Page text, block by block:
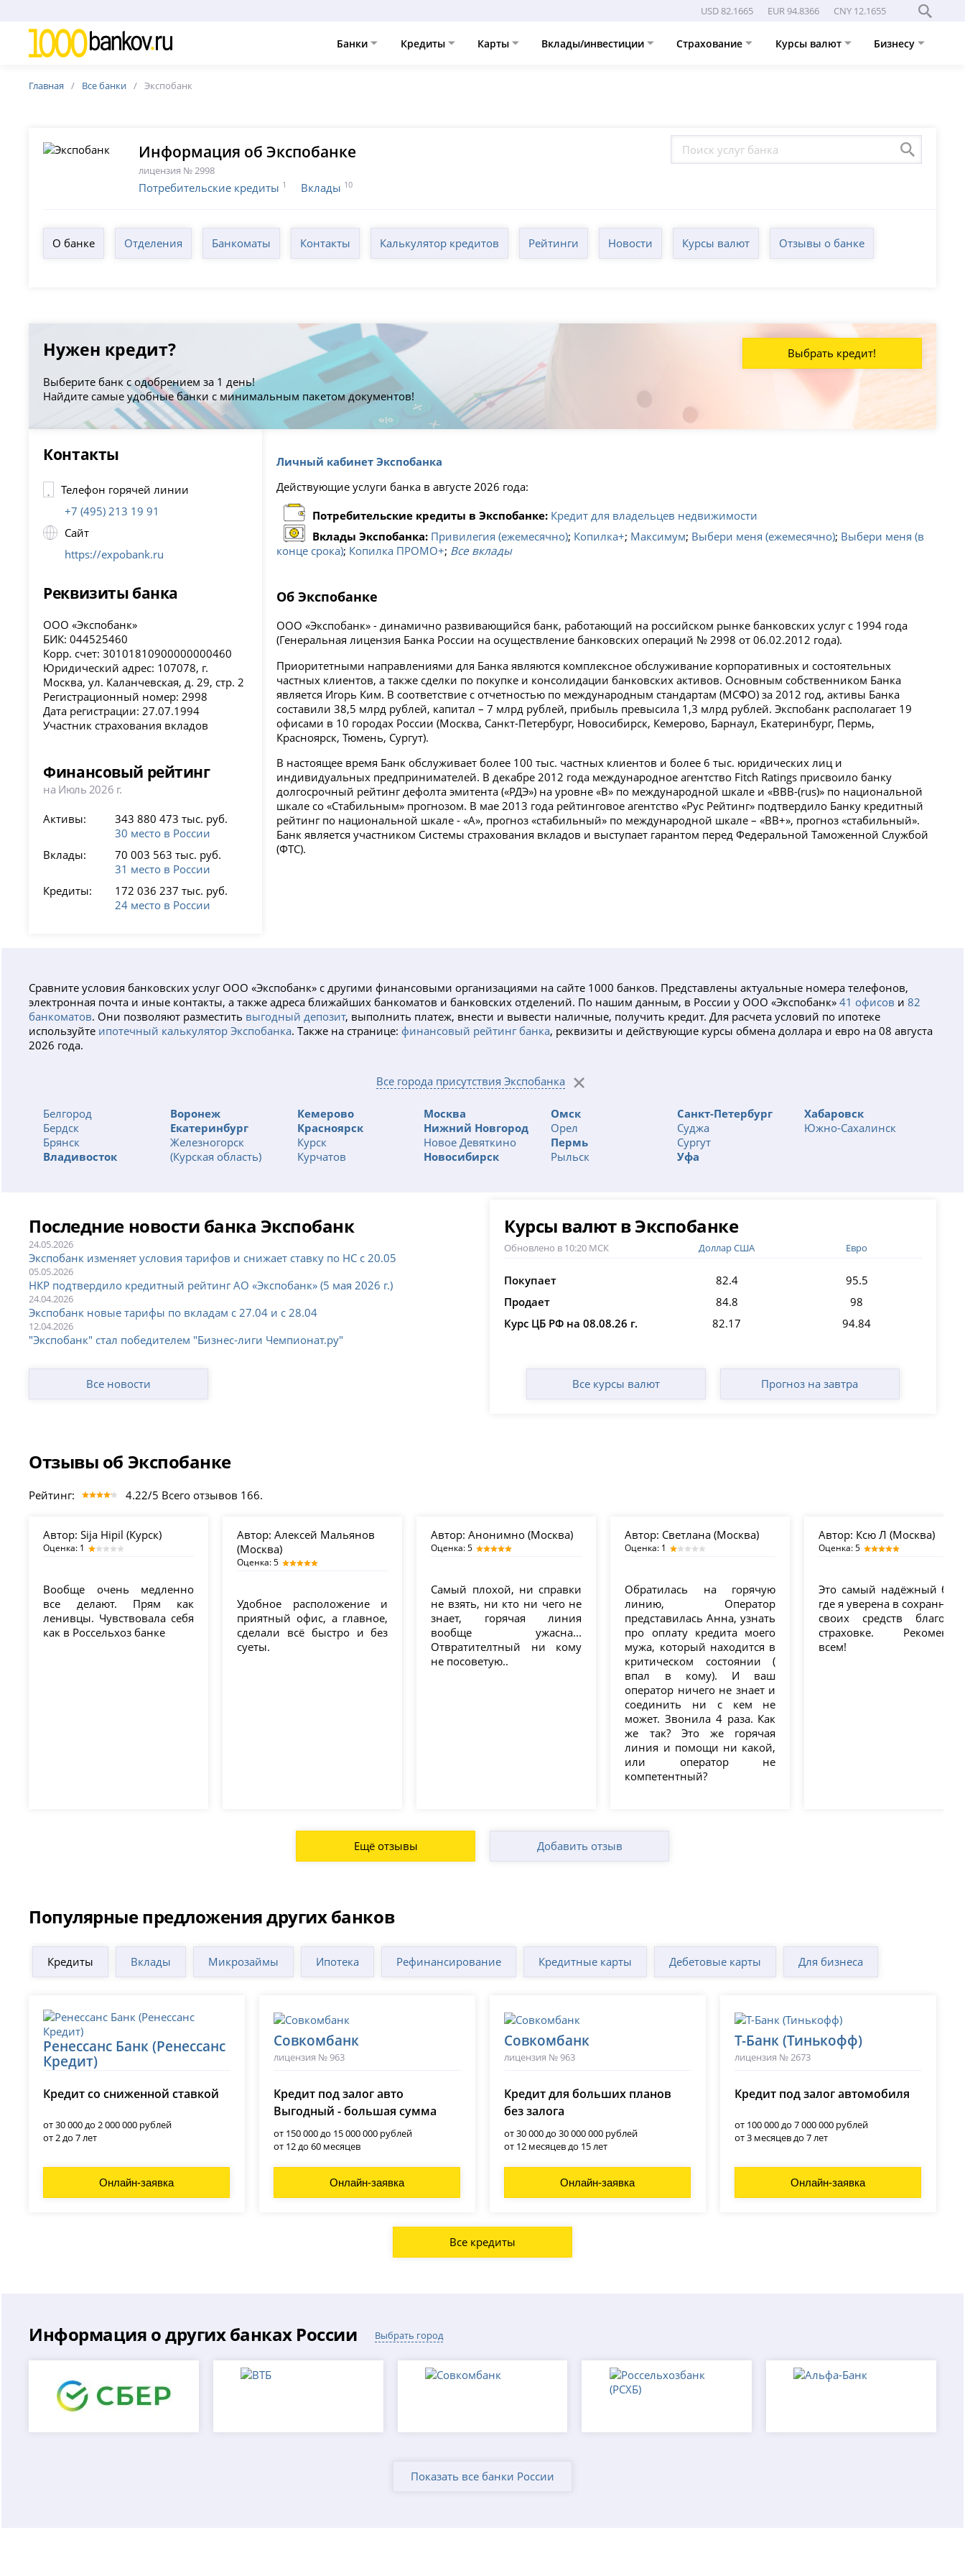
USD 82.1665 EUR 94.8366 CNY 12.1655
Банки Кредиты Карты Вклады/инвестиции Страхование Курсы валют Бизнесу
Главная Все банки Экспобанк
Информация об Экспобанке
лицензия № 2998
Потребительские кредиты 1 Вклады 10
О банке Отделения Банкоматы Контакты Калькулятор кредитов Рейтинги Новости Курсы валют Отзывы о банке
Нужен кредит?
Выберите банк с одобрением за 1 день!
Найдите самые удобные банки с минимальным пакетом документов!
Выбрать кредит!
Контакты
Телефон горячей линии
+7 (495) 213 19 91
Сайт
https://expobank.ru
Реквизиты банка
ООО «Экспобанк»
БИК: 044525460
Корр. счет: 30101810900000000460
Юридический адрес: 107078, г.
Москва, ул. Каланчевская, д. 29, стр. 2
Регистрационный номер: 2998
Дата регистрации: 27.07.1994
Участник страхования вкладов
Финансовый рейтинг
на Июль 2026 г.
Активы:
343 880 473 тыс. руб.
30 место в России
Вклады:
70 003 563 тыс. руб.
31 место в России
Кредиты:
172 036 237 тыс. руб.
24 место в России
Личный кабинет Экспобанка
Действующие услуги банка в августе 2026 года:
Потребительские кредиты в Экспобанке: Кредит для владельцев недвижимости
Вклады Экспобанка: Привилегия (ежемесячно); Копилка+; Максимум; Выбери меня (ежемесячно); Выбери меня (в
конце срока); Копилка ПРОМО+; Все вклады
Об Экспобанке
ООО «Экспобанк» - динамично развивающийся банк, работающий на российском рынке банковских услуг с 1994 года
(Генеральная лицензия Банка России на осуществление банковских операций № 2998 от 06.02.2012 года).
Приоритетными направлениями для Банка являются комплексное обслуживание корпоративных и состоятельных
частных клиентов, а также сделки по покупке и консолидации банковских активов. Основным собственником Банка
является Игорь Ким. В соответствие с отчетностью по международным стандартам (МСФО) за 2012 год, активы Банка
составили 38,5 млрд рублей, капитал – 7 млрд рублей, прибыль превысила 1,3 млрд рублей. Экспобанк располагает 19
офисами в 10 городах России (Москва, Санкт-Петербург, Новосибирск, Кемерово, Барнаул, Екатеринбург, Пермь,
Красноярск, Тюмень, Сургут).
В настоящее время Банк обслуживает более 100 тыс. частных клиентов и более 6 тыс. юридических лиц и
индивидуальных предпринимателей. В декабре 2012 года международное агентство Fitch Ratings присвоило банку
долгосрочный рейтинг дефолта эмитента («РДЭ») на уровне «B» по международной шкале и «BBB-(rus)» по национальной
шкале со «Стабильным» прогнозом. В мае 2013 года рейтинговое агентство «Рус Рейтинг» подтвердило Банку кредитный
рейтинг по национальной шкале - «A», прогноз «стабильный» по международной шкале – «BB+», прогноз «стабильный».
Банк является участником Системы страхования вкладов и выступает гарантом перед Федеральной Таможенной Службой
(ФТС).
Сравните условия банковских услуг ООО «Экспобанк» с другими финансовыми организациями на сайте 1000 банков. Представлены актуальные номера телефонов,
электронная почта и иные контакты, а также адреса ближайших банкоматов и банковских отделений. По нашим данным, в России у ООО «Экспобанк»41 офисов и82
банкоматов. Они позволяют разместить выгодный депозит, выполнить платеж, внести и вывести наличные, получить кредит. Для расчета условий по ипотеке
используйте ипотечный калькулятор Экспобанка. Также на странице:финансовый рейтинг банка, реквизиты и действующие курсы обмена доллара и евро на 08 августа
2026 года.
Все города присутствия Экспобанка
Белгород
Бердск
Брянск
Владивосток
Воронеж
Екатеринбург
Железногорск
(Курская область)
Кемерово
Красноярск
Курск
Курчатов
Москва
Нижний Новгород
Новое Девяткино
Новосибирск
Омск
Орел
Пермь
Рыльск
Санкт-Петербург
Суджа
Сургут
Уфа
Хабаровск
Южно-Сахалинск
Последние новости банка Экспобанк
24.05.2026
Экспобанк изменяет условия тарифов и снижает ставку по НС с 20.05
05.05.2026
НКР подтвердило кредитный рейтинг АО «Экспобанк» (5 мая 2026 г.)
24.04.2026
Экспобанк новые тарифы по вкладам с 27.04 и с 28.04
12.04.2026
"Экспобанк" стал победителем "Бизнес-лиги Чемпионат.ру"
Все новости
Курсы валют в Экспобанке
Обновлено в 10:20 МСК Доллар США Евро
Покупает 82.4
95.5
Продает
84.8
98
Курс ЦБ РФ на 08.08.26 г.
82.17 94.84
Все курсы валют Прогноз на завтра
Отзывы об Экспобанке
Рейтинг: 4.22/5 Всего отзывов 166.
Автор: Sija Hipil (Курск)
Оценка: 1
Вообще очень медленно
все делают. Прям как
ленивцы. Чувствовала себя
как в Россельхоз банке
Автор: Алексей Мальянов
(Москва)
Оценка: 5
Удобное расположение и
приятный офис, а главное,
сделали всё быстро и без
суеты.
Автор: Анонимно (Москва)
Оценка: 5
Самый плохой, ни справки
не взять, ни кто ни чего не
знает, горячая линия
вообще ужасна...
Отвратителтный ни кому
не посоветую..
Автор: Светлана (Москва)
Оценка: 1
Обратилась на горячую
линию, Оператор
представилась Анна, узнать
про оплату кредита моего
мужа, который находится в
критическом состоянии (
впал в кому). И ваш
оператор ничего не знает и
соединить ни с кем не
может. Звонила 4 раза. Как
же так? Это же горячая
линия и помощи ни какой,
или оператор не
компетентный?
Автор: Ксю Л (Москва)
Оценка: 5
Это самый надёжный
где я уверена в
своих средств
страховке.
всем!
Ещё отзывы Добавить отзыв
Популярные предложения других банков
Кредиты Вклады Микрозаймы Ипотека Рефинансирование Кредитные карты Дебетовые карты Для бизнеса
Ренессанс Банк (Ренессанс
Кредит)
Кредит со сниженной ставкой
от 30 000 до 2 000 000 рублей
от 2 до 7 лет
Онлайн-заявка
Совкомбанк
лицензия № 963
Кредит под залог авто
Выгодный - большая сумма
от 150 000 до 15 000 000 рублей
от 12 до 60 месяцев
Онлайн-заявка
Совкомбанк
лицензия № 963
Кредит для больших планов
без залога
от 30 000 до 30 000 000 рублей
от 12 месяцев до 15 лет
Онлайн-заявка
Т-Банк (Тинькофф)
лицензия № 2673
Кредит под залог автомобиля
от 100 000 до 7 000 000 рублей
от 3 месяцев до 7 лет
Онлайн-заявка
Все кредиты
Информация о других банках России Выбрать город
Показать все банки России